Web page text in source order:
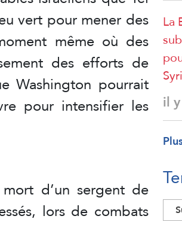
vert pour mener des
même où des
des efforts de
Washington pourrait
pour intensifier les
d’un sergent de
lors de combats
La
il